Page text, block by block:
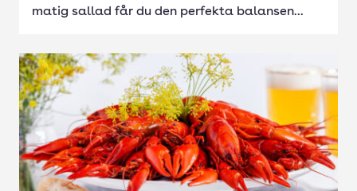
matig sallad får du den perfekta balansen...